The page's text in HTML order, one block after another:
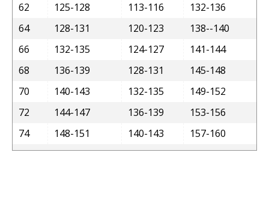
62
125-128 113-116
132-136
64
128-131 120-123
138--140
66
132-135 124-127
141-144
68
136-139 128-131
145-148
70
140-143 132-135
149-152
72
144-147 136-139
153-156
74
148-151 140-143 157-160